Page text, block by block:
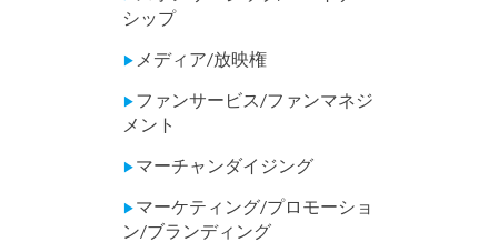
シップ
▶ メディア/放映権
▶ ファンサービス/ファンマネジ
メント
▶ マーチャンダイジング
▶ マーケティング/プロモーショ
ン/ブランディング